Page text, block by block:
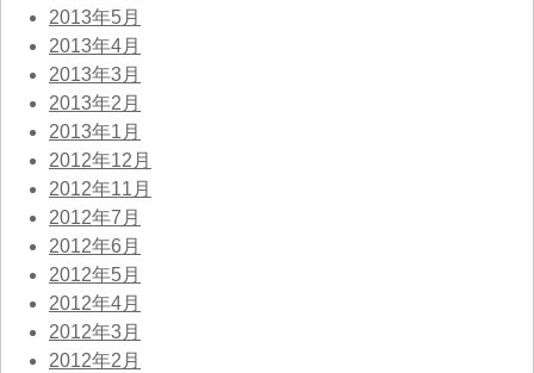
2013年5月
2013年4月
2013年3月
2013年2月
2013年1月
2012年12月
2012年11月
2012年7月
2012年6月
2012年5月
2012年4月
2012年3月
2012年2月